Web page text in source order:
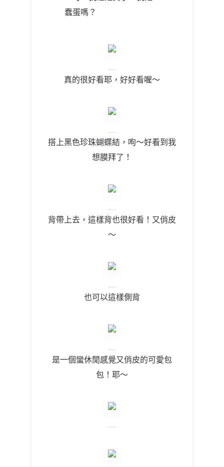
蠢蛋嗎？
真的很好看耶，好好看喔～
搭上黑色珍珠蝴蝶結，呴～好看到我
想膜拜了！
背帶上去，這樣背也很好看！又俏皮
～
也可以這樣側背
是一個蠻休閒感覺又俏皮的可愛包
包！耶～